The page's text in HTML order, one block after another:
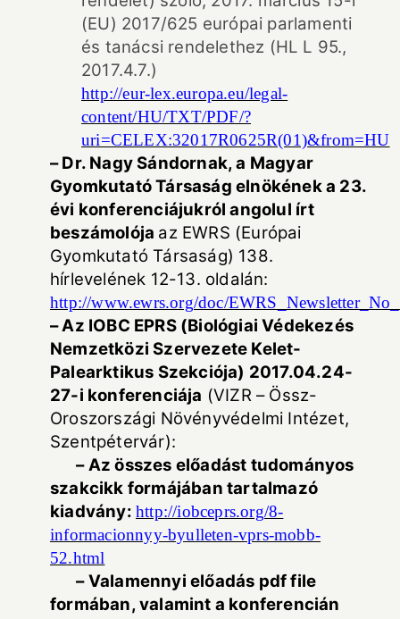
(EU) 2017/625 európai parlamenti
és tanácsi rendelethez (HL L 95.,
2017.4.7.)
http://eur-lex.europa.eu/legal-
content/HU/TXT/PDF/?
uri=CELEX:32017R0625R(01)&from=HU
– Dr. Nagy Sándornak, a Magyar
Gyomkutató Társaság elnökének a 23.
évi konferenciájukról angolul írt
beszámolója az EWRS (Európai
Gyomkutató Társaság) 138.
hírlevelének 12-13. oldalán:
http://www.ewrs.org/doc/
– Az IOBC EPRS (Biológiai Védekezés
Nemzetközi Szervezete Kelet-
Palearktikus Szekciója) 2017.04.24-
27-i konferenciája (VIZR – Össz-
Oroszországi Növényvédelmi Intézet,
Szentpétervár):
– Az összes előadást tudományos
szakcikk formájában tartalmazó
kiadvány: http://iobceprs.org/8-
informacionnyy-byulleten-vprs-mobb-
52.html
– Valamennyi előadás pdf file
formában, valamint a konferencián